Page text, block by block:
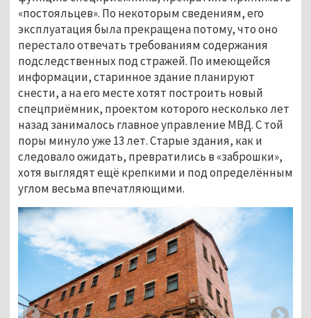
«постояльцев». По некоторым сведениям, его
эксплуатация была прекращена потому, что оно
перестало отвечать требованиям содержания
подследственных под стражей. По имеющейся
информации, старинное здание планируют
снести, а на его месте хотят построить новый
спецприёмник, проектом которого несколько лет
назад занималось главное управление МВД. С той
поры минуло уже 13 лет. Старые здания, как и
следовало ожидать, превратились в «заброшки»,
хотя выглядят ещё крепкими и под определённым
углом весьма впечатляющими.